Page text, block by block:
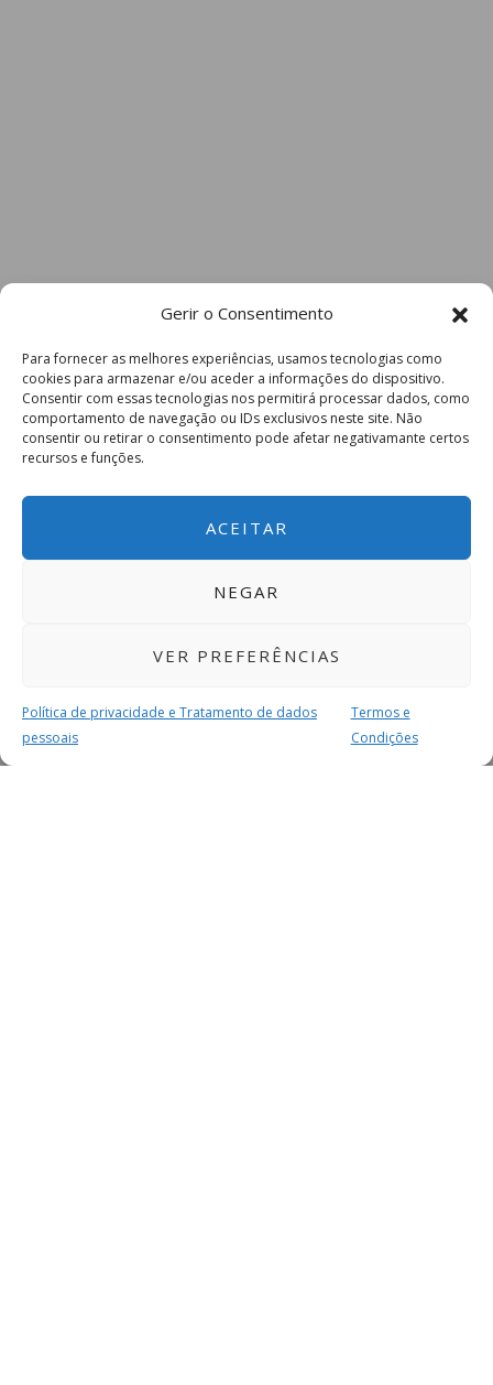
Gerir o Consentimento
Para fornecer as melhores experiências, usamos tecnologias como
cookies para armazenar e/ou aceder a informações do dispositivo.
Consentir com essas tecnologias nos permitirá processar dados, como
comportamento de navegação ou IDs exclusivos neste site. Não
consentir ou retirar o consentimento pode afetar negativamante certos
recursos e funções.
ACEITAR
NEGAR
VER PREFERÊNCIAS
Política de privacidade e Tratamento de dados
pessoais
Termos e
Condições